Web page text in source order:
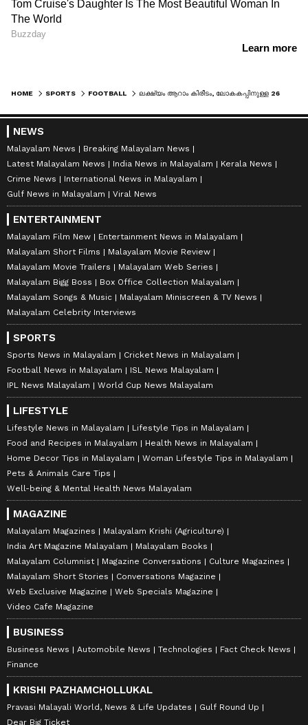
HOME SPORTS FOOTBALL
NEWS
Malayalam News
Breaking Malayalam News
Latest Malayalam News
India News in Malayalam
Kerala News
Crime News
International News in Malayalam
Gulf News in Malayalam
Viral News
ENTERTAINMENT
Malayalam Film New
Entertainment News in Malayalam
Malayalam Short Films
Malayalam Movie Review
Malayalam Movie Trailers
Malayalam Web Series
Malayalam Bigg Boss
Box Office Collection Malayalam
Malayalam Songs & Music
Malayalam Miniscreen & TV News
Malayalam Celebrity Interviews
SPORTS
Sports News in Malayalam
Cricket News in Malayalam
Football News in Malayalam
ISL News Malayalam
IPL News Malayalam
World Cup News Malayalam
LIFESTYLE
Lifestyle News in Malayalam
Lifestyle Tips in Malayalam
Food and Recipes in Malayalam
Health News in Malayalam
Home Decor Tips in Malayalam
Woman Lifestyle Tips in Malayalam
Pets & Animals Care Tips
Well-being & Mental Health News Malayalam
MAGAZINE
Malayalam Magazines
Malayalam Krishi (Agriculture)
India Art Magazine Malayalam
Malayalam Books
Malayalam Columnist
Magazine Conversations
Culture Magazines
Malayalam Short Stories
Conversations Magazine
Web Exclusive Magazine
Web Specials Magazine
Video Cafe Magazine
BUSINESS
Business News Automobile News Technologies
Fact Check News
Finance
KRISHI PAZHAMCHOLLUKAL
Pravasi Malayali World, News & Life Updates
Gulf Round Up
Dear Big Ticket